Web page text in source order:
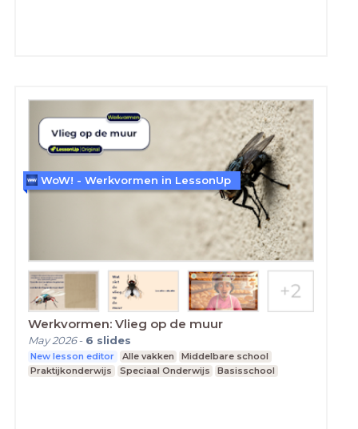
Werkvormen: Vlieg op de muur
May 2026- 6 slides
New lesson editor Alle vakken
Middelbare school
Praktijkonderwijs
Speciaal Onderwijs Basisschool
WoW! - Werkvormen in LessonUp